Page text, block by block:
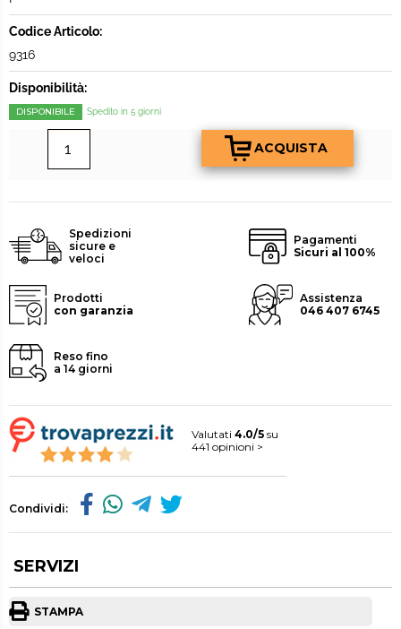
Codice Articolo:
9316
Disponibilità:
DISPONIBILE Spedito in 5 giorni
Spedizioni
sicure e
veloci
Pagamenti
Sicuri al 100%
Prodotti
con garanzia
Assistenza
046 407 6745
Reso fino
a 14 giorni
Valutati 4.0/5 su
441 opinioni >
Condividi:
SERVIZI
STAMPA